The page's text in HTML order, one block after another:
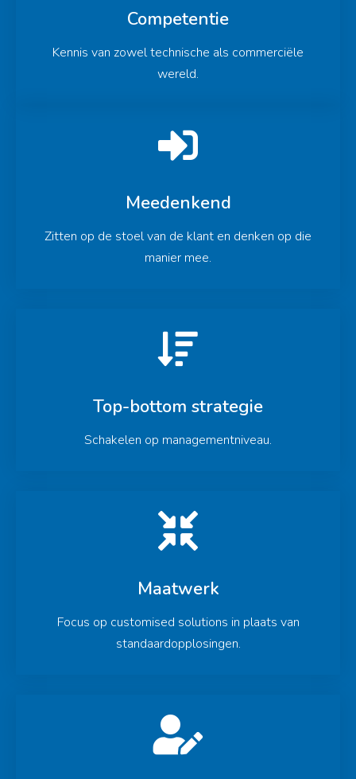
Competentie
Kennis van zowel technische als commerciële
wereld.
Meedenkend
Zitten op de stoel van de klant en denken op die
manier mee.
Top-bottom strategie
Schakelen op managementniveau.
Maatwerk
Focus op customised solutions in plaats van
standaardopplosingen.